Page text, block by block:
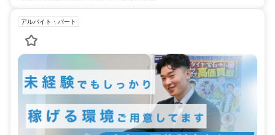
アルバイト・パート